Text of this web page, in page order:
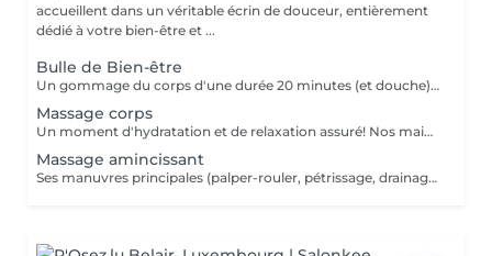
accueillent dans un véritable écrin de douceur, entièrement
dédié à votre bien-être et ...
Bulle de Bien-être
Un gommage du corps d'une durée 20 minutes (et douche) +Un massage relaxant Californien 90 minutes
Massage corps
Un moment d'hydratation et de relaxation assuré! Nos mains expertes vont vous assurer la pression nécessaires pour un massage corps réussi.
Massage amincissant
Ses manuvres principales (palper-rouler, pétrissage, drainage) visent à déstocker les graisses, lisser la cellulite et stimuler la circulation,